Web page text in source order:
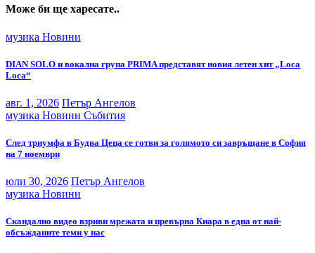
Може би ще харесате..
музика Новини
DIAN SOLO и вокална група PRIMA представят новия летен хит „Loca
Loca“
авг. 1, 2026 Петър Ангелов
музика Новини Събития
След триумфа в Будва Цеца се готви за голямото си завръщане в София
на 7 ноември
юли 30, 2026 Петър Ангелов
музика Новини
Скандално видео взриви мрежата и превърна Киара в една от най-
обсъжданите теми у нас